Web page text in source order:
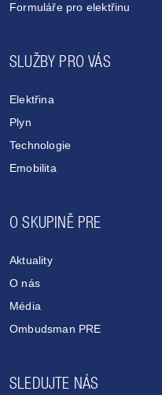
Formuláře pro elektřinu
SLUŽBY PRO VÁS
Elektřina
Plyn
Technologie
Emobilita
O SKUPINĚ PRE
Aktuality
O nás
Média
Ombudsman PRE
SLEDUJTE NÁS